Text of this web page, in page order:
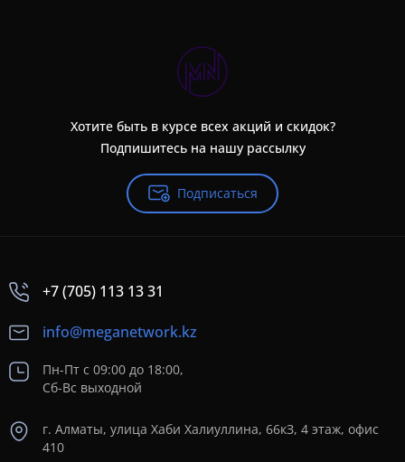
Хотите быть в курсе всех акций и скидок?
Подпишитесь на нашу рассылку
Подписаться
+7 (705) 113 13 31
info@meganetwork.kz
Пн-Пт с 09:00 до 18:00,
Сб-Вс выходной
г. Алматы, улица Хаби Халиуллина, 66кЗ, 4 этаж, офис
410